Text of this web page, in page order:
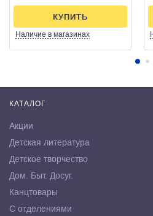
Наличие в магазинах
КУПИТЬ
КАТАЛОГ
Акции
Детская литература
Детское творчество
Дом. Быт. Досуг.
Канцтовары
С отделениями